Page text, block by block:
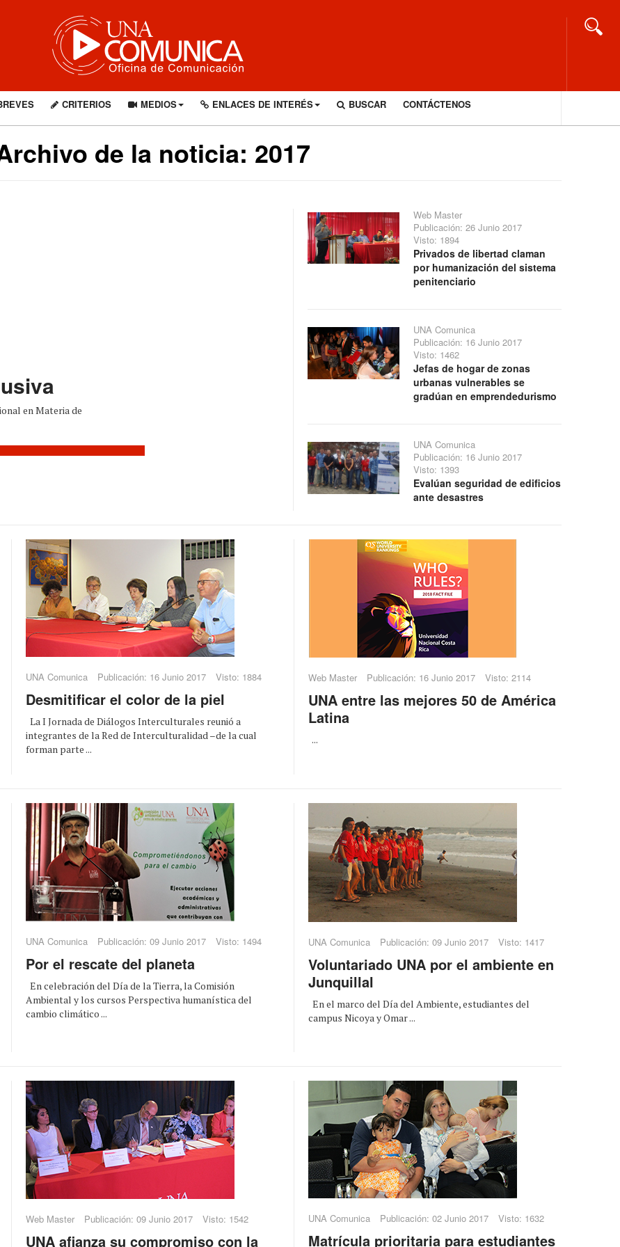
CRITERIOS MEDIOS ENLACES DE INTERÉS BUSCAR CONTÁCTENOS
de la noticia: 2017
en Materia de
Web Master
Publicación: 26 Junio 2017
Visto: 1894
Privados de libertad claman
por humanización del sistema
penitenciario
UNA Comunica
Publicación: 16 Junio 2017
Visto: 1462
Jefas de hogar de zonas
urbanas vulnerables se
gradúan en emprendedurismo
UNA Comunica
Publicación: 16 Junio 2017
Visto: 1393
Evalúan seguridad de edificios
ante desastres
UNA Comunica Publicación: 16 Junio 2017 Visto: 1884
Desmitificar el color de la piel
La I Jornada de Diálogos Interculturales reunió a
integrantes de la Red de Interculturalidad –de la cual
forman parte ...
Web Master Publicación: 16 Junio 2017 Visto: 2114
UNA entre las mejores 50 de América
Latina
...
UNA Comunica Publicación: 09 Junio 2017 Visto: 1494
Por el rescate del planeta
En celebración del Día de la Tierra, la Comisión
Ambiental y los cursos Perspectiva humanística del
cambio climático ...
UNA Comunica Publicación: 09 Junio 2017 Visto: 1417
Voluntariado UNA por el ambiente en
Junquillal
En el marco del Día del Ambiente, estudiantes del
campus Nicoya y Omar ...
Web Master Publicación: 09 Junio 2017 Visto: 1542
UNA afianza su compromiso con la
UNA Comunica Publicación: 02 Junio 2017 Visto: 1632
Matrícula prioritaria para estudiantes